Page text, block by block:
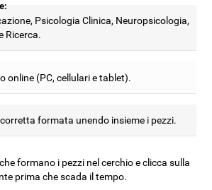
Psicologia Clinica, Neuropsicologia,
Ricerca.
online (PC, cellulari e tablet).
formata unendo insieme i pezzi.
formano i pezzi nel cerchio e clicca sulla
prima che scada il tempo.